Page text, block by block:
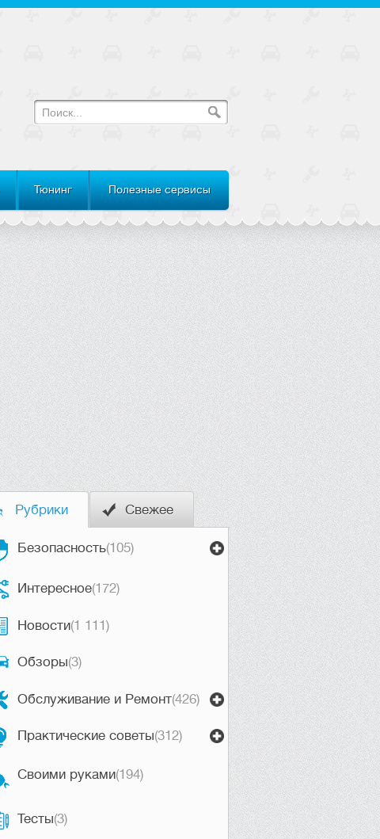
Тюнинг Полезные сервисы
Рубрики Свежее
Безопасность(105)
Интересное(172)
Новости(1 111)
Обзоры(3)
Обслуживание и Ремонт(426)
Практические советы(312)
Своими руками(194)
Тесты(3)